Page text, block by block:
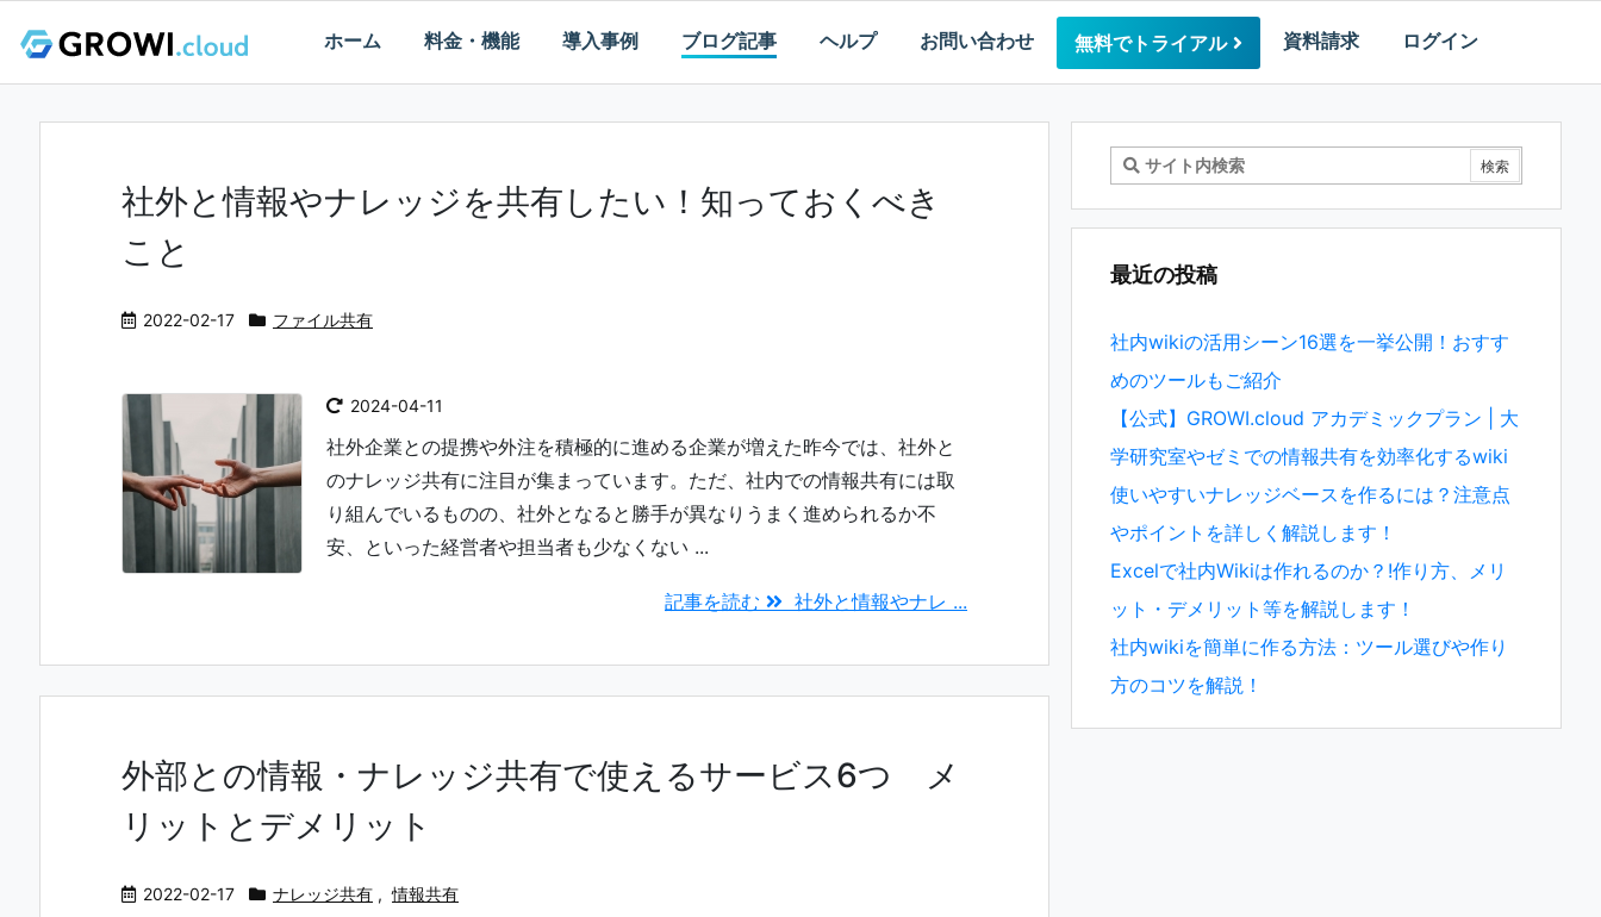
ホーム 料金・機能 導入事例 ブログ記事 ヘルプ お問い合わせ 無料でトライアル 資料請求 ログイン
社外と情報やナレッジを共有したい！知っておくべき
こと
2022-02-17 ファイル共有
2024-04-11
社外企業との提携や外注を積極的に進める企業が増えた昨今では、社外と
のナレッジ共有に注目が集まっています。ただ、社内での情報共有には取
り組んでいるものの、社外となると勝手が異なりうまく進められるか不
安、といった経営者や担当者も少なくない ...
記事を読む 社外と情報やナレ ...
外部との情報・ナレッジ共有で使えるサービス6つ メ
リットとデメリット
2022-02-17 ナレッジ共有 , 情報共有
最近の投稿
社内wikiの活用シーン16選を一挙公開！おすす
めのツールもご紹介
【公式】GROWI.cloud アカデミックプラン | 大
学研究室やゼミでの情報共有を効率化するwiki
使いやすいナレッジベースを作るには？注意点
やポイントを詳しく解説します！
Excelで社内Wikiは作れるのか？!作り方、メリ
ット・デメリット等を解説します！
社内wikiを簡単に作る方法：ツール選びや作り
方のコツを解説！